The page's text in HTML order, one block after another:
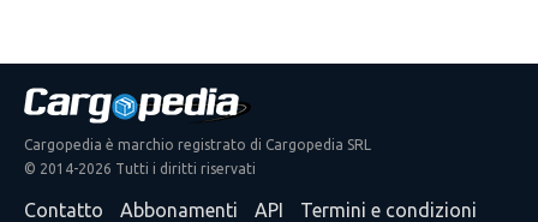
Cargopedia è marchio registrato di Cargopedia SRL
© 2014-2026 Tutti i diritti riservati
Contatto Abbonamenti API Termini e condizioni